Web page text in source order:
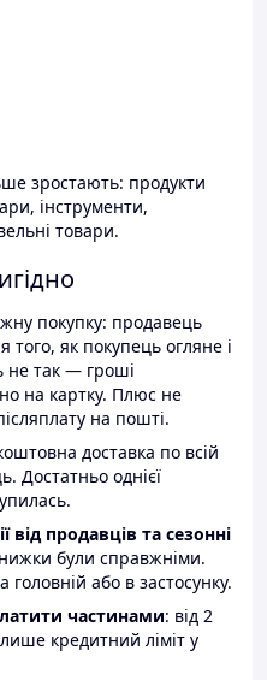
зростають: продукти
інструменти,
товари.
покупку: продавець
як покупець огляне і
не так — гроші
на картку. Плюс не
на пошті.
доставка по всій
Достатньо однієї
від продавців та сезонні
були справжніми.
або в застосунку.
частинами: від 2
кредитний ліміт у